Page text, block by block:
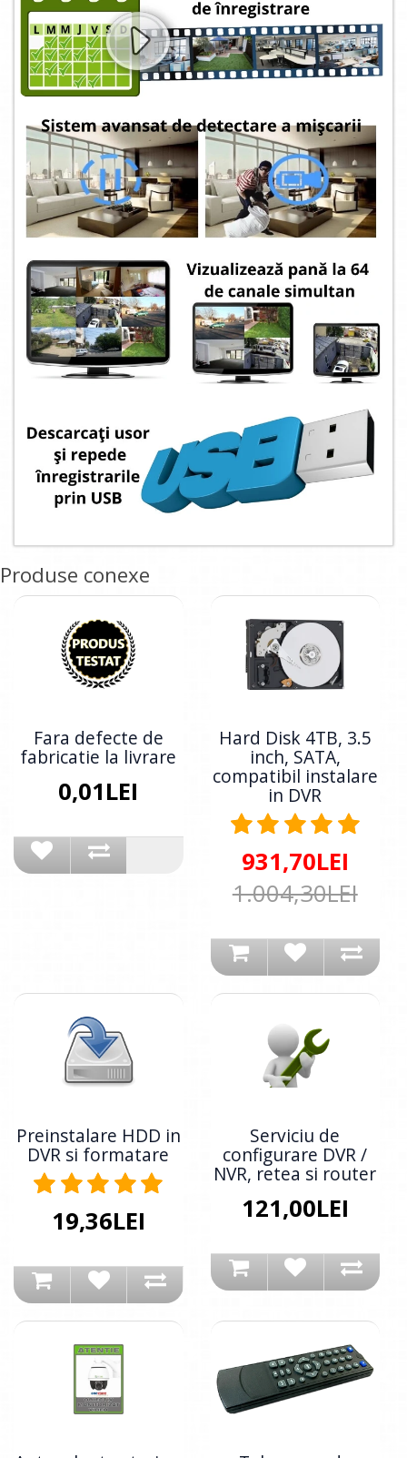
Produse conexe
Fara defecte de
fabricatie la livrare
0,01LEI
Hard Disk 4TB, 3.5
inch, SATA,
compatibil instalare
in DVR
931,70LEI
1.004,30LEI
Preinstalare HDD in
DVR si formatare
19,36LEI
Serviciu de
configurare DVR /
NVR, retea si router
121,00LEI